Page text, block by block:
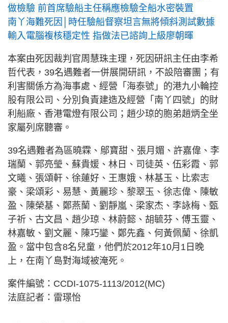
做檢驗 前首席驗船主任稱應檢驗全船水密裝置
南丫海難死因│時任驗船督察坦言無將傾斜測試數據
輸入電腦複核穩定性 指做法已諮詢上級廖朝暉
本案由死因裁判官周慧珠主理，死因研訊主任由李希
哲代表，39名遇難者一併展開研訊，不設陪審團；有
利害關係方為海事處、經營「海泰號」的港九小輪控
股有限公司、分別負責建造及經營「南丫四號」的財
利船廠、香港電燈有限公司；趙少琼的胞弟趙炳全坐
家屬列席聽審。
39名遇難者為區曉霖、鄔寶甜、張月媚、許嘉偉、李
瑞蘭、郭亮瑩、蘇貴媛、林日、司徒英、伍彩霞、郭
文曦、張頌軒、徐蓮好、王惠娥、林基玉、比索志
豪、梁頌彩、易慧、黃麗珍、黎翠玉、徐志偉、陳敏
盈、陳榮基、鄭燕蘭、劉靜嵐、梁家杰、李詠梅、甄
子祈、古文昌、趙少琼、林蔚懿、胡毓芬、傅玉靈、
林嘉敏、劉文麗、陳巧鑾、鄭先鑫、何黃佩蘭、徐凱
盈。當中包含8名兒童，他們於2012年10月1日晚
上，在南丫島對海域被淹死。
案件編號：CCDI-1075-1113/2012(MC)
法庭記者：雷璟怡